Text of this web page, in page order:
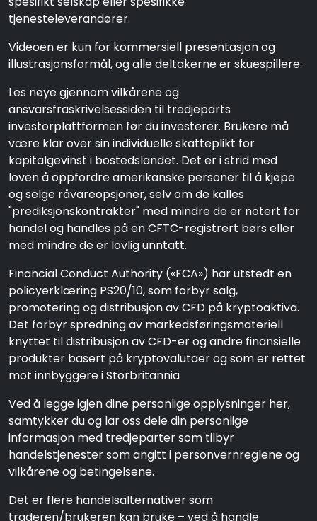
tjenesteleverandører.
Videoen er kun for kommersiell presentasjon og
illustrasjonsformål, og alle deltakerne er skuespillere.
Les nøye gjennom vilkårene og
ansvarsfraskrivelsessiden til tredjeparts
investorplattformen før du investerer. Brukere må
være klar over sin individuelle skatteplikt for
kapitalgevinst i bostedslandet. Det er i strid med
loven å oppfordre amerikanske personer til å kjøpe
og selge råvareopsjoner, selv om de kalles
"prediksjonskontrakter" med mindre de er notert for
handel og handles på en CFTC-registrert børs eller
med mindre de er lovlig unntatt.
Financial Conduct Authority («FCA») har utstedt en
policyerklæring PS20/10, som forbyr salg,
promotering og distribusjon av CFD på kryptoaktiva.
Det forbyr spredning av markedsføringsmateriell
knyttet til distribusjon av CFD-er og andre finansielle
produkter basert på kryptovalutaer og som er rettet
mot innbyggere i Storbritannia
Ved å legge igjen dine personlige opplysninger her,
samtykker du og lar oss dele din personlige
informasjon med tredjeparter som tilbyr
handelstjenester som angitt i personvernreglene og
vilkårene og betingelsene.
Det er flere handelsalternativer som
traderen/brukeren kan bruke – ved å handle